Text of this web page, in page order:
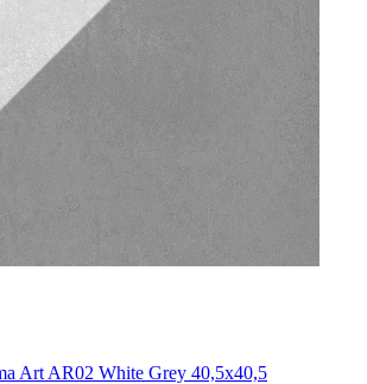
Art AR02 White Grey 40,5x40,5